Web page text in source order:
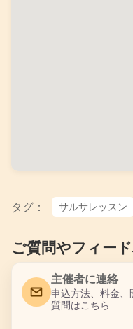
タグ： サルサレッスン
ご質問やフィー
主催者に連絡
申込方法、料金
質問はこちら